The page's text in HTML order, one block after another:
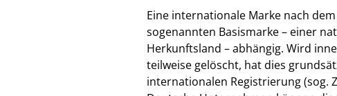
Eine internationale Marke nach
sogenannten Basismarke – einer
Herkunftsland – abhängig. Wird
teilweise gelöscht, hat dies
internationalen Registrierung (sog.